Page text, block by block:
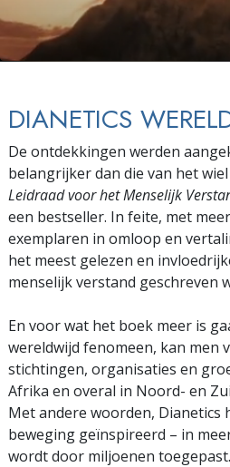
DIANETICS
De ontdekkingen werden
belangrijker dan die van het
Leidraad voor het Menselijk
een bestseller. In feite, met
exemplaren in omloop en
het meest gelezen en
menselijk verstand geschreven
En voor wat het boek meer is
wereldwijd fenomeen, kan men
stichtingen, organisaties en
Afrika en overal in Noord- en
Met andere woorden, Dianetics
beweging geïnspireerd – in
wordt door miljoenen toegepast.